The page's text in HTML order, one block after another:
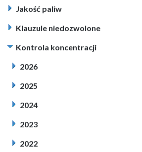
Jakość paliw
Klauzule niedozwolone
Kontrola koncentracji
2026
2025
2024
2023
2022